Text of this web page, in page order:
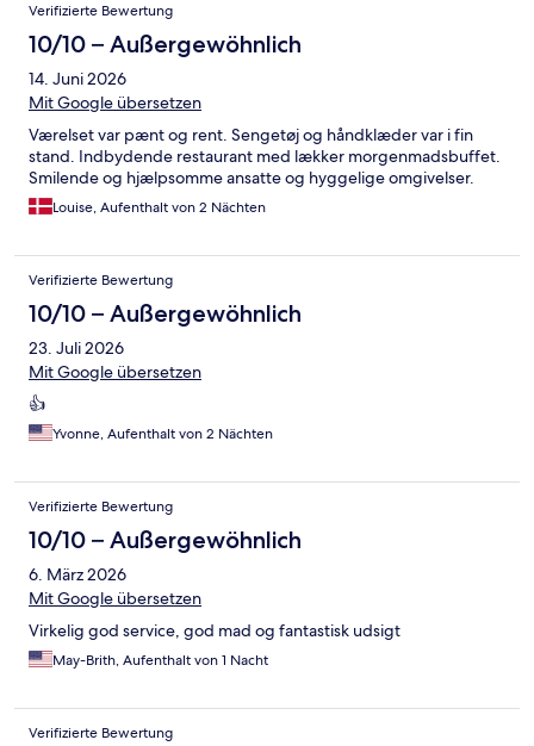
Verifizierte Bewertung
10/10 – Außergewöhnlich
14. Juni 2026
Mit Google übersetzen
Værelset var pænt og rent. Sengetøj og håndklæder var i fin
stand. Indbydende restaurant med lækker morgenmadsbuffet.
Smilende og hjælpsomme ansatte og hyggelige omgivelser.
Louise, Aufenthalt von 2 Nächten
Verifizierte Bewertung
10/10 – Außergewöhnlich
23. Juli 2026
Mit Google übersetzen
👍
Yvonne, Aufenthalt von 2 Nächten
Verifizierte Bewertung
10/10 – Außergewöhnlich
6. März 2026
Mit Google übersetzen
Virkelig god service, god mad og fantastisk udsigt
May-Brith, Aufenthalt von 1 Nacht
Verifizierte Bewertung